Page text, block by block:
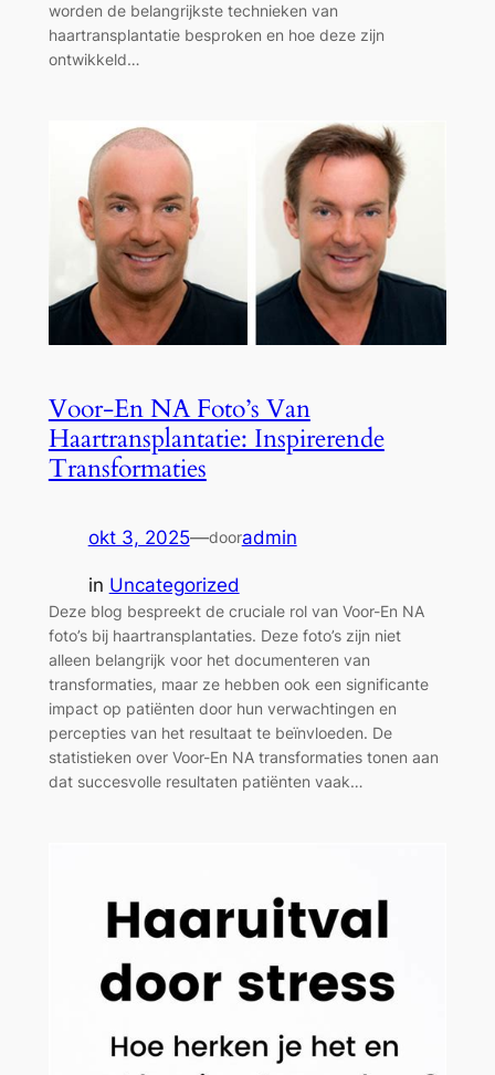
worden de belangrijkste technieken van
haartransplantatie besproken en hoe deze zijn
ontwikkeld…
Voor-En NA Foto’s Van
Haartransplantatie: Inspirerende
Transformaties
okt 3, 2025—dooradmin
in Uncategorized
Deze blog bespreekt de cruciale rol van Voor-En NA
foto’s bij haartransplantaties. Deze foto’s zijn niet
alleen belangrijk voor het documenteren van
transformaties, maar ze hebben ook een significante
impact op patiënten door hun verwachtingen en
percepties van het resultaat te beïnvloeden. De
statistieken over Voor-En NA transformaties tonen aan
dat succesvolle resultaten patiënten vaak…